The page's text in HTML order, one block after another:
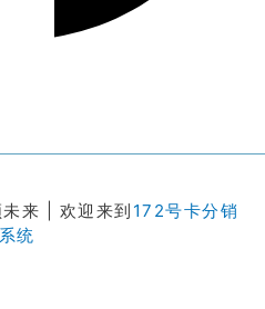
来 | 欢迎来到 172号卡分销
系统